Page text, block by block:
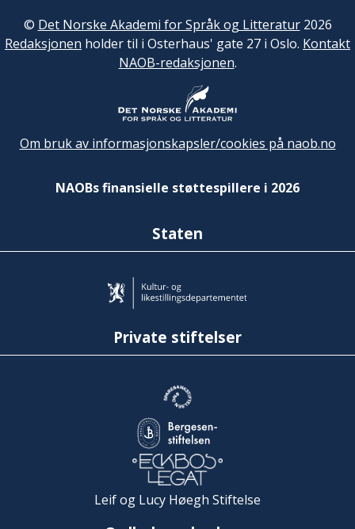
© Det Norske Akademi for Språk og Litteratur2026
Redaksjonen holder til i Osterhaus' gate 27 i Oslo. Kontakt
NAOB-redaksjonen.
Om bruk av informasjonskapsler/cookies på naob.no
NAOBs finansielle støttespillere i 2026
Staten
Private stiftelser
Leif og Lucy Høegh Stiftelse